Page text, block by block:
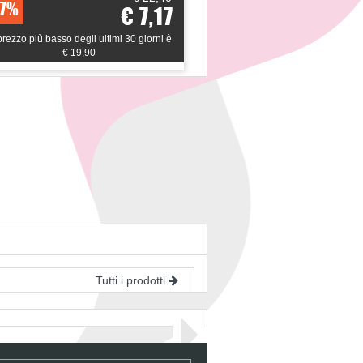
€ 7,17
più basso degli ultimi 30 giorni è
€ 19,90
*il prezzo più basso degli
Tutti i prodotti